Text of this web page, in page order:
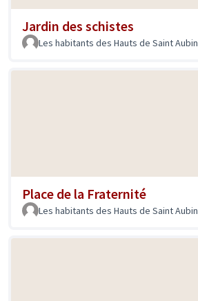
Jardin des schistes
Les habitants des Hauts de Saint Aubin
Place de la Fraternité
Les habitants des Hauts de Saint Aubin